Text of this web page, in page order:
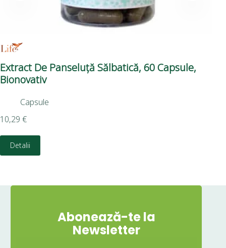
​Extract De Panseluță Sălbatică, 60 Capsule,
Bionovativ
Capsule
10,29 €
Detalii
Abonează-te la
Newsletter